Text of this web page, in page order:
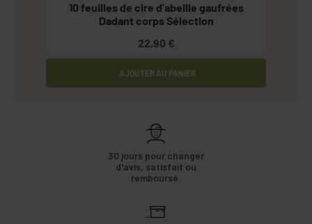
10 feuilles de cire d'abeille gaufrées
Dadant corps Sélection
22,90 €
AJOUTER AU PANIER
30 jours pour changer
d'avis, satisfait ou
remboursé.